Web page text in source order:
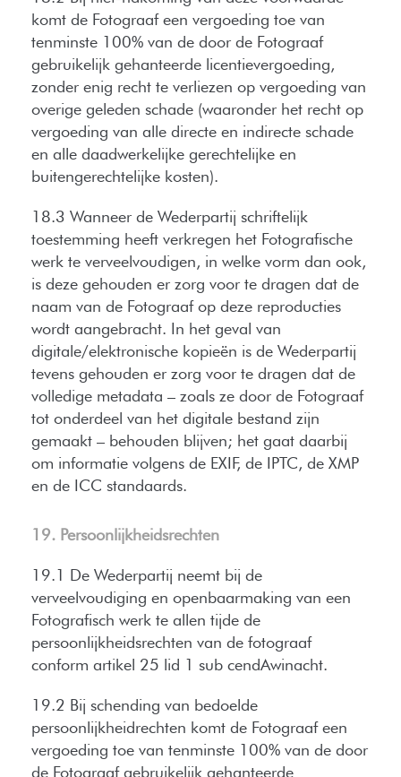
komt de Fotograaf een vergoeding toe van
tenminste 100% van de door de Fotograaf
gebruikelijk gehanteerde licentievergoeding,
zonder enig recht te verliezen op vergoeding van
overige geleden schade (waaronder het recht op
vergoeding van alle directe en indirecte schade
en alle daadwerkelijke gerechtelijke en
buitengerechtelijke kosten).
18.3 Wanneer de Wederpartij schriftelijk
toestemming heeft verkregen het Fotografische
werk te verveelvoudigen, in welke vorm dan ook,
is deze gehouden er zorg voor te dragen dat de
naam van de Fotograaf op deze reproducties
wordt aangebracht. In het geval van
digitale/elektronische kopieën is de Wederpartij
tevens gehouden er zorg voor te dragen dat de
volledige metadata – zoals ze door de Fotograaf
tot onderdeel van het digitale bestand zijn
gemaakt – behouden blijven; het gaat daarbij
om informatie volgens de EXIF, de IPTC, de XMP
en de ICC standaards.
19. Persoonlijkheidsrechten
19.1 De Wederpartij neemt bij de
verveelvoudiging en openbaarmaking van een
Fotografisch werk te allen tijde de
persoonlijkheidsrechten van de fotograaf
conform artikel 25 lid 1 sub cendAwinacht.
19.2 Bij schending van bedoelde
persoonlijkheidrechten komt de Fotograaf een
vergoeding toe van tenminste 100% van de door
de Fotograaf gebruikelijk gehanteerde